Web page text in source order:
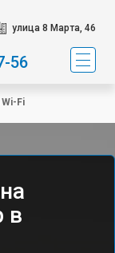
улица 8 Марта, 46
56
Fi
в